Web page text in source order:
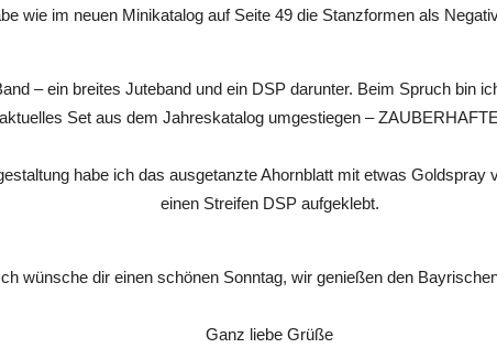
wie im neuen Minikatalog auf Seite 49 die Stanzformen als
– ein breites Juteband und ein DSP darunter. Beim Spruch bin
Set aus dem Jahreskatalog umgestiegen –
habe ich das ausgetanzte Ahornblatt mit etwas Goldspray
einen Streifen DSP aufgeklebt.
wünsche dir einen schönen Sonntag, wir genießen den
Ganz liebe Grüße